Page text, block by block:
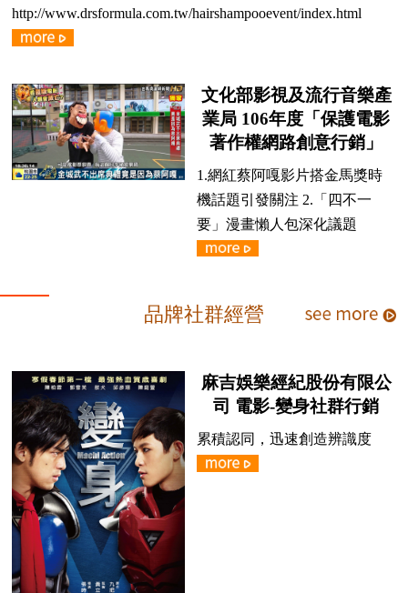
http://www.drsformula.com.tw/hairshampooevent/index.html
文化部影視及流行音樂產
業局 106年度「保護電影
著作權網路創意行銷」
1.網紅蔡阿嘎影片搭金馬獎時
機話題引發關注 2.「四不一
要」漫畫懶人包深化議題
品牌社群經營
麻吉娛樂經紀股份有限公
司 電影-變身社群行銷
累積認同，迅速創造辨識度